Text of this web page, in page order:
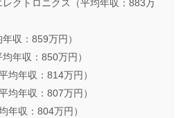
クトロニクス（平均年収：883万
収：859万円）
年収：850万円）
均年収：814万円）
均年収：807万円）
年収：804万円）